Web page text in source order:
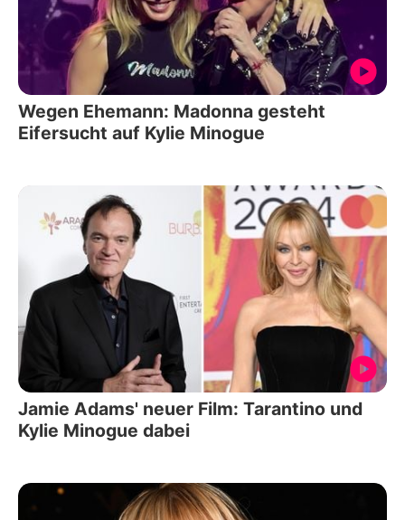
Wegen Ehemann: Madonna gesteht
Eifersucht auf Kylie Minogue
Jamie Adams' neuer Film: Tarantino und
Kylie Minogue dabei